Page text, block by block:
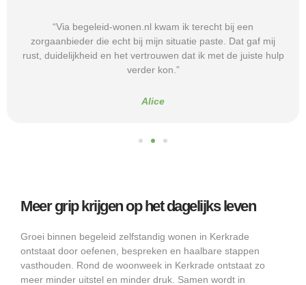
“Via begeleid-wonen.nl kwam ik terecht bij een
zorgaanbieder die echt bij mijn situatie paste. Dat gaf mij
rust, duidelijkheid en het vertrouwen dat ik met de juiste hulp
verder kon.”
Alice
Meer grip krijgen op het dagelijks leven
Groei binnen begeleid zelfstandig wonen in Kerkrade
ontstaat door oefenen, bespreken en haalbare stappen
vasthouden. Rond de woonweek in Kerkrade ontstaat zo
meer minder uitstel en minder druk. Samen wordt in